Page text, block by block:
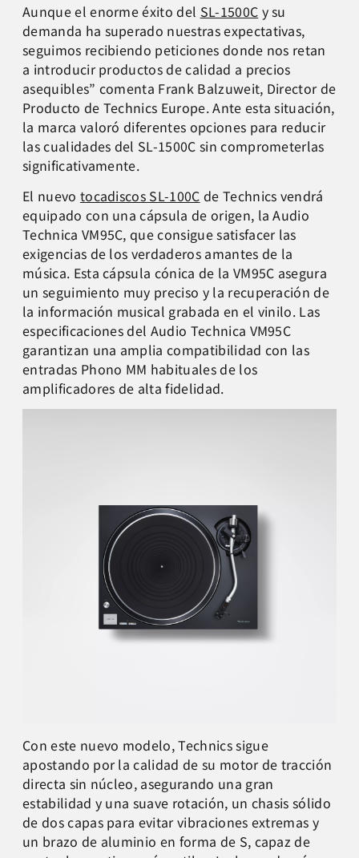
Aunque el enorme éxito del SL-1500C y su
demanda ha superado nuestras expectativas,
seguimos recibiendo peticiones donde nos retan
a introducir productos de calidad a precios
asequibles” comenta Frank Balzuweit, Director de
Producto de Technics Europe. Ante esta situación,
la marca valoró diferentes opciones para reducir
las cualidades del SL-1500C sin comprometerlas
significativamente.
El nuevo tocadiscos SL-100C de Technics vendrá
equipado con una cápsula de origen, la Audio
Technica VM95C, que consigue satisfacer las
exigencias de los verdaderos amantes de la
música. Esta cápsula cónica de la VM95C asegura
un seguimiento muy preciso y la recuperación de
la información musical grabada en el vinilo. Las
especificaciones del Audio Technica VM95C
garantizan una amplia compatibilidad con las
entradas Phono MM habituales de los
amplificadores de alta fidelidad.
Con este nuevo modelo, Technics sigue
apostando por la calidad de su motor de tracción
directa sin núcleo, asegurando una gran
estabilidad y una suave rotación, un chasis sólido
de dos capas para evitar vibraciones extremas y
un brazo de aluminio en forma de S, capaz de